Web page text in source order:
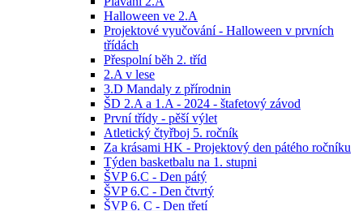
Halloween ve 2.A
Projektové vyučování - Halloween v prvních
třídách
Přespolní běh 2. tříd
2.A v lese
3.D Mandaly z přírodnin
ŠD 2.A a 1.A - 2024 - štafetový závod
První třídy - pěší výlet
Atletický čtyřboj 5. ročník
Za krásami HK - Projektový den pátého ročníku
Týden basketbalu na 1. stupni
ŠVP 6.C - Den pátý
ŠVP 6.C - Den čtvrtý
ŠVP 6. C - Den třetí